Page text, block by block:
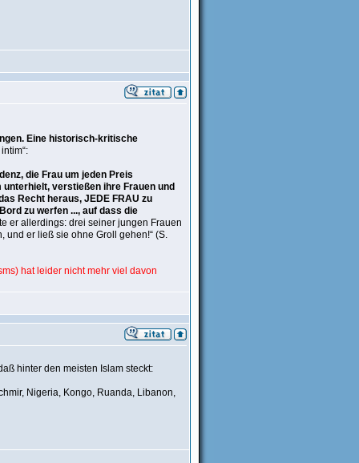
Eine historisch-kritische
die Frau um jeden Preis
verstießen ihre Frauen und
Recht heraus, JEDE FRAU zu
zu werfen ..., auf dass die
er allerdings: drei seiner jungen Frauen
und er ließ sie ohne Groll gehen!“ (S.
hat leider nicht mehr viel davon
hinter den meisten Islam steckt:
Nigeria, Kongo, Ruanda, Libanon,